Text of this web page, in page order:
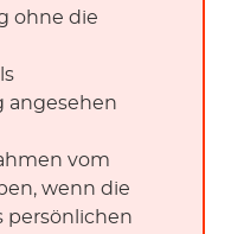
ohne die
angesehen
wenn die
persönlichen